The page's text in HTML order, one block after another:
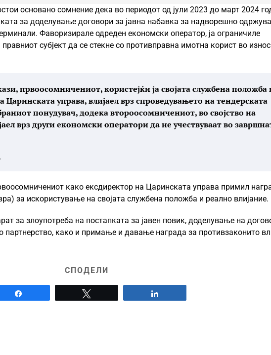
основано сомнение дека во периодот од јули 2023 до март 2024
за доделување договори за јавна набавка за надворешно
Фаворизирале одреден економски оператор, ја ограничиле
субјект да се стекне со противправна имотна корист во
првоосомничениот, користејќи ја својата службена положба
Царинската управа, влијаел врз спроведувањето на тендерската
понудувач, додека второосомничениот, во својство на
врз други економски оператори да не учествуваат во
како ексдиректор на Царинската управа примил
за искористување на својата службена положба и реално влијание.
за злоупотреба на постапката за јавен повик, доделување на
партнерство, како и примање и давање награда за противзаконито
СПОДЕЛИ